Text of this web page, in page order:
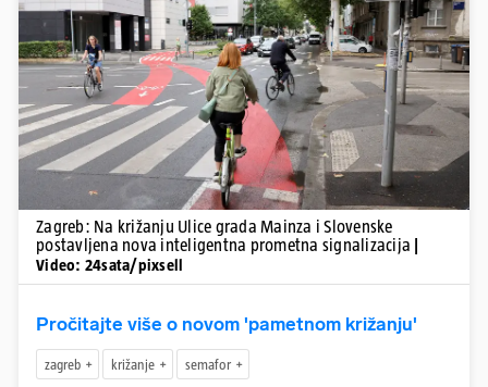
Pokretanje videa...
Zagreb: Na križanju Ulice grada Mainza i Slovenske
postavljena nova inteligentna prometna signalizacija
Video: 24sata/pixsell
Pročitajte više o novom 'pametnom križanju'
zagreb križanje semafor